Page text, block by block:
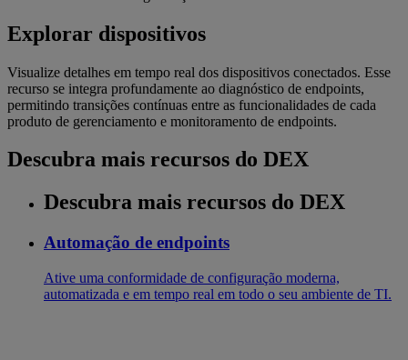
Explorar dispositivos
Visualize detalhes em tempo real dos dispositivos conectados. Esse
recurso se integra profundamente ao diagnóstico de endpoints,
permitindo transições contínuas entre as funcionalidades de cada
produto de gerenciamento e monitoramento de endpoints.
Descubra mais recursos do DEX
Descubra mais recursos do DEX
Automação de endpoints
Ative uma conformidade de configuração moderna,
automatizada e em tempo real em todo o seu ambiente de TI.